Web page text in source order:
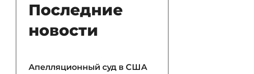
Последние
новости
Апелляционный суд в США